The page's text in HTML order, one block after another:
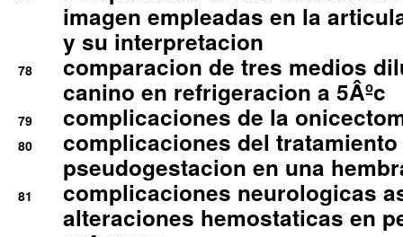
imagen empleadas en la
y su interpretacion
78
comparacion de tres medios
canino en refrigeracion a 5Âºc
79 complicaciones de la
80
complicaciones del
pseudogestacion en una
81
complicaciones neurologicas
alteraciones hemostaticas en